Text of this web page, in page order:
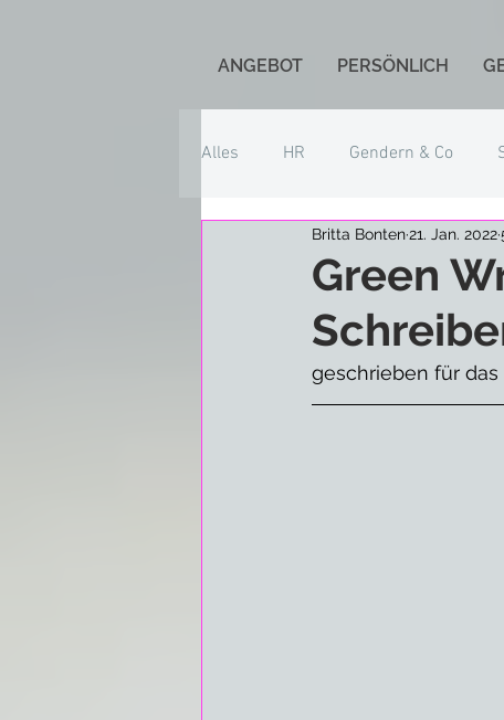
ANGEBOT PERSÖNLICH
Alles HR Gendern & Co
Green
Britta Bonten21. Jan. 2022
geschrieben für